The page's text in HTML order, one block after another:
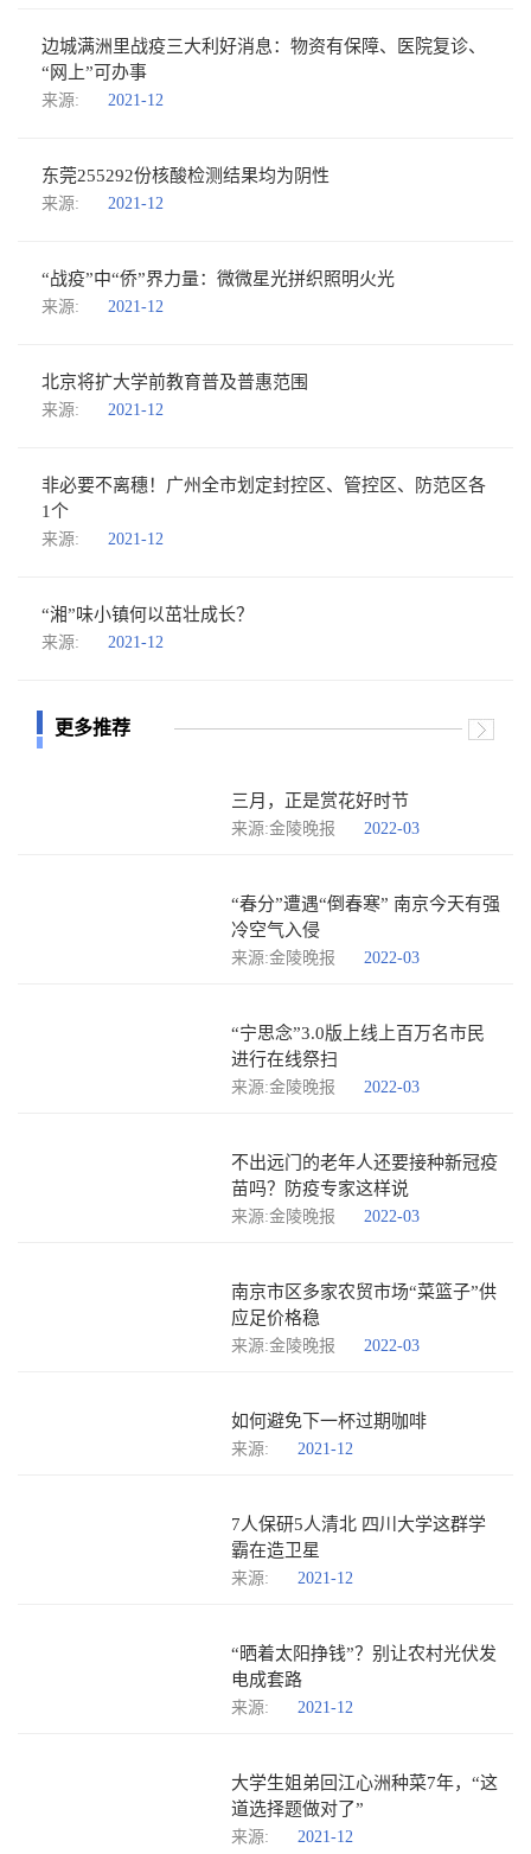
边城满洲里战疫三大利好消息：物资有保障、医院复诊、
“网上”可办事
来源: 2021-12
东莞255292份核酸检测结果均为阴性
来源: 2021-12
“战疫”中“侨”界力量：微微星光拼织照明火光
来源: 2021-12
北京将扩大学前教育普及普惠范围
来源: 2021-12
非必要不离穗！广州全市划定封控区、管控区、防范区各
1个
来源: 2021-12
“湘”味小镇何以茁壮成长？
来源: 2021-12
更多推荐
三月，正是赏花好时节
来源:金陵晚报 2022-03
“春分”遭遇“倒春寒” 南京今天有强
冷空气入侵
来源:金陵晚报 2022-03
“宁思念”3.0版上线上百万名市民
进行在线祭扫
来源:金陵晚报 2022-03
不出远门的老年人还要接种新冠疫
苗吗？防疫专家这样说
来源:金陵晚报 2022-03
南京市区多家农贸市场“菜篮子”供
应足价格稳
来源:金陵晚报 2022-03
如何避免下一杯过期咖啡
来源: 2021-12
7人保研5人清北 四川大学这群学
霸在造卫星
来源: 2021-12
“晒着太阳挣钱”？别让农村光伏发
电成套路
来源: 2021-12
大学生姐弟回江心洲种菜7年，“这
道选择题做对了”
来源: 2021-12